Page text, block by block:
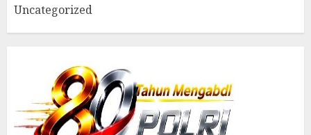
Uncategorized